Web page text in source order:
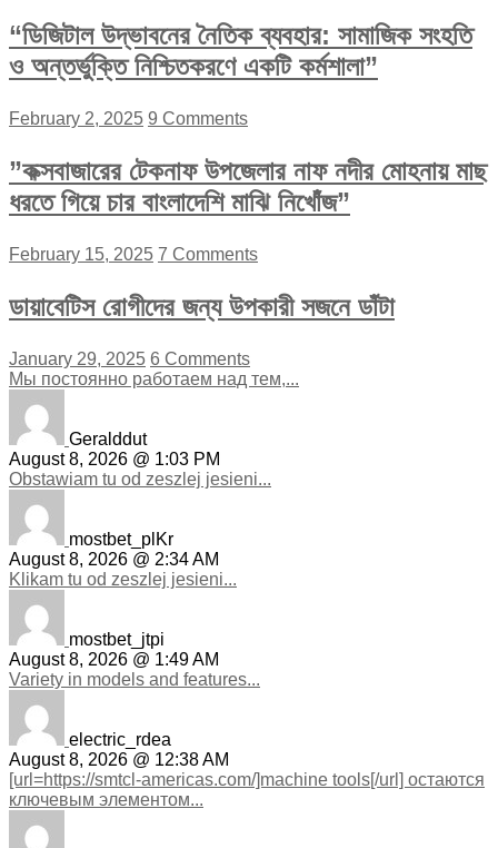
“ডিজিটাল উদ্ভাবনের নৈতিক ব্যবহার: সামাজিক সংহতি
ও অন্তর্ভুক্তি নিশ্চিতকরণে একটি কর্মশালা”
February 2, 2025 9 Comments
”কক্সবাজারের টেকনাফ উপজেলার নাফ নদীর মোহনায় মাছ
ধরতে গিয়ে চার বাংলাদেশি মাঝি নিখোঁজ”
February 15, 2025 7 Comments
ডায়াবেটিস রোগীদের জন্য উপকারী সজনে ডাঁটা
January 29, 2025 6 Comments
Мы постоянно работаем над тем,...
Geralddut
August 8, 2026 @ 1:03 PM
Obstawiam tu od zeszlej jesieni...
mostbet_plKr
August 8, 2026 @ 2:34 AM
Klikam tu od zeszlej jesieni...
mostbet_jtpi
August 8, 2026 @ 1:49 AM
Variety in models and features...
electric_rdea
August 8, 2026 @ 12:38 AM
[url=https://smtcl-americas.com/]machine tools[/url] остаются
ключевым элементом...